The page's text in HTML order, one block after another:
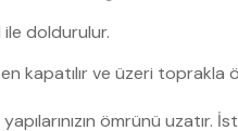
ile doldurulur.
kapatılır ve üzeri toprakla
ömrünü uzatır.